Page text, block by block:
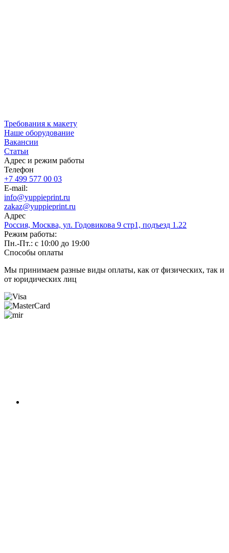
Требования к макету
Наше оборудование
Вакансии
Статьи
Адрес и режим работы
Телефон
+7 499 577 00 03
E-mail:
info@yuppieprint.ru
zakaz@yuppieprint.ru
Адрес
Россия, Москва, ул. Годовикова 9 стр1, подъезд 1.22
Режим работы:
Пн.-Пт.: с 10:00 до 19:00
Способы оплаты
Мы принимаем разные виды оплаты, как от физических, так и
от юридических лиц